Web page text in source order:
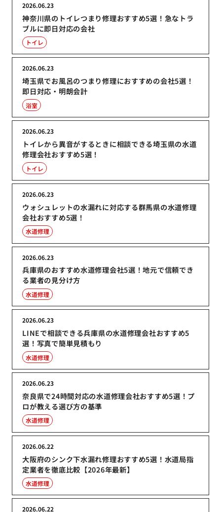
神奈川県のトイレつまり修理おすすめ5選！急なトラ
ブルに即日対応の会社
2026.06.23
トイレ
埼玉県でお風呂のつまり修理におすすめの会社5選！
即日対応・明朗会計
2026.06.23
浴室
トイレから異音がするときに相談できる埼玉県の水道
修理会社おすすめ5選！
2026.06.23
トイレ
ウォシュレットの水漏れに対応する群馬県の水道修理
会社おすすめ5選！
2026.06.23
水道修理
兵庫県のおすすめ水道修理会社5選！地元で信頼でき
る業者の見分け方
2026.06.23
水道修理
LINEで相談できる兵庫県の水道修理会社おすすめ5
選！写真で簡単見積もり
2026.06.23
水道修理
奈良県で24時間対応の水道修理会社おすすめ5選！プ
ロが教える選び方の基準
2026.06.23
水道修理
大阪府のシンク下水漏れ修理おすすめ5選！水道局指
定業者を徹底比較【2026年最新】
2026.06.22
水道修理
2026.06.22